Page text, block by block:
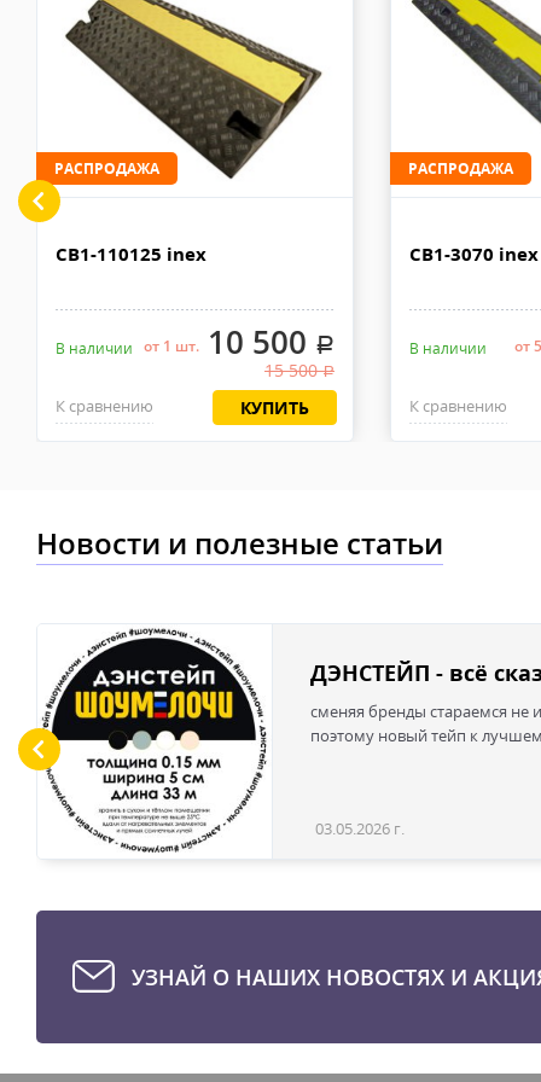
Доставка по Москве, МО и России - EMS ПОЧТА РОССИИ
Отправку заказа курьерской службой EMS осуществляем из
в течении 2-4х рабочих дней с момента 100% предоплаты,
РАСПРОДАЖА
CB1-110125 inex
В наличии от 1 шт.10 500 .
15 500.
К сравнению КУПИТЬ
РАСПРОДАЖА
CB1-3070 inex
В наличии от
К сравнению
Новости и полезные статьи
ДЭНСТЕЙП - всё
сменяя бренды стараемся не
поэтому новый тейп к
03.05.2026 г.
УЗНАЙ О НАШИХ НОВОСТЯХ И